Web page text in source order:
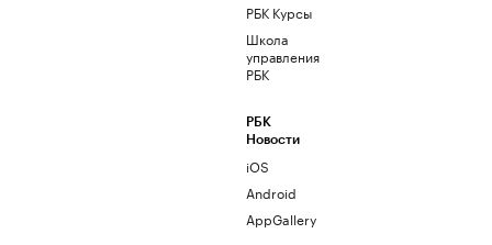
РБК Курсы
Школа
управления
РБК
РБК
Новости
iOS
Android
AppGallery